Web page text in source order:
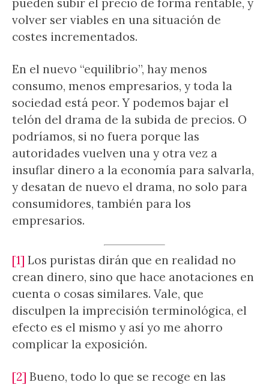
pueden subir el precio de forma rentable, y
volver ser viables en una situación de
costes incrementados.
En el nuevo “equilibrio”, hay menos
consumo, menos empresarios, y toda la
sociedad está peor. Y podemos bajar el
telón del drama de la subida de precios. O
podríamos, si no fuera porque las
autoridades vuelven una y otra vez a
insuflar dinero a la economía para salvarla,
y desatan de nuevo el drama, no solo para
consumidores, también para los
empresarios.
[1] Los puristas dirán que en realidad no
crean dinero, sino que hace anotaciones en
cuenta o cosas similares. Vale, que
disculpen la imprecisión terminológica, el
efecto es el mismo y así yo me ahorro
complicar la exposición.
[2] Bueno, todo lo que se recoge en las